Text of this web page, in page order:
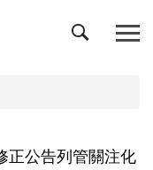
正公告列管關注化